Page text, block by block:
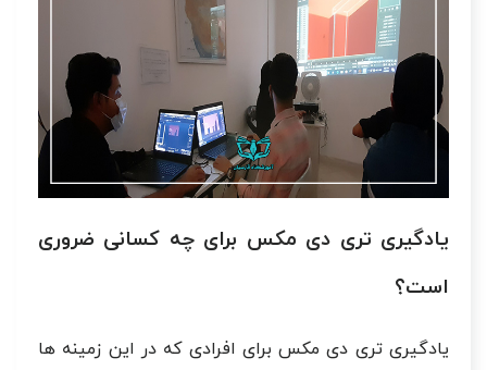
یادگیری تری دی مکس برای چه کسانی ضروری
است؟
یادگیری تری دی مکس برای افرادی که در این زمینه ها